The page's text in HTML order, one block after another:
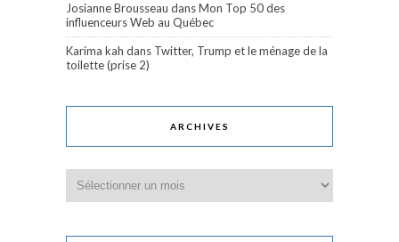
Josianne Brousseau dansMon Top 50 des
influenceurs Web au Québec
Karima kah dans Twitter, Trump et le ménage de la
toilette (prise 2)
ARCHIVES